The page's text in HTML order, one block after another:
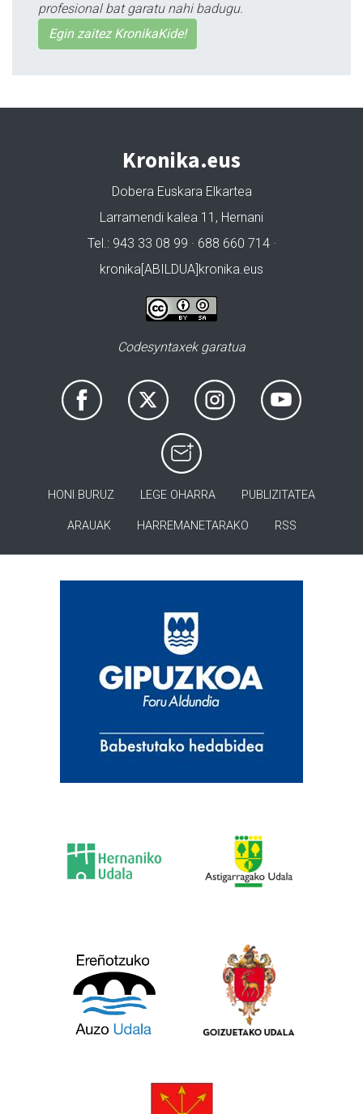
profesional bat garatu nahi badugu.
Egin zaitez KronikaKide!
Kronika.eus
Dobera Euskara Elkartea
Larramendi kalea 11, Hernani
Tel.: 943 33 08 99 · 688 660 714 ·
kronika[ABILDUA]kronika.eus
Codesyntaxek garatua
HONI BURUZ LEGE OHARRA PUBLIZITATEA
ARAUAK HARREMANETARAKO RSS